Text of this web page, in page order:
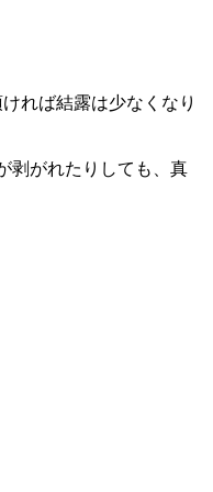
れば結露は少なくなり
剥がれたりしても、真